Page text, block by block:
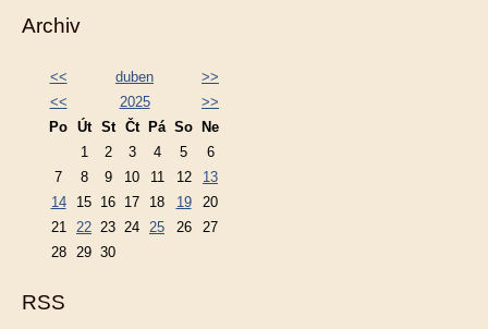
Archiv
<< duben
>>
<<
2025
>>
Po Út St Čt Pá So
Ne
1
2 3 4 5
6
7
8 9 10 11 12
13
14
15 16 17 18 19
20
21
22 23 24 25 26
27
28
29 30
RSS